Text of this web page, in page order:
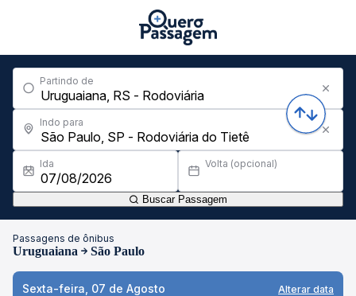
Partindo de
Indo para
Ida Volta (opcional)
Buscar Passagem
Passagens de ônibus
Uruguaiana São Paulo
Sexta-feira, 07 de Agosto Alterar data